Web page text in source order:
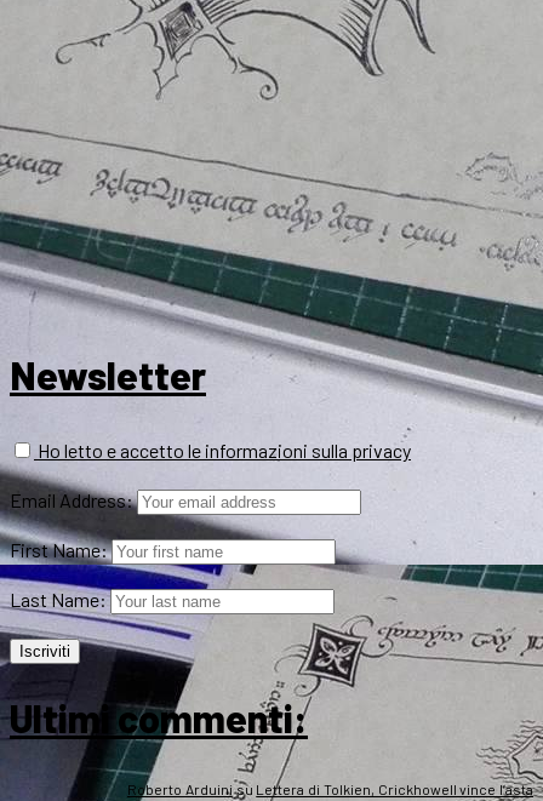
Newsletter
Ho letto e accetto le informazioni sulla privacy
Email Address:
First Name:
Last Name:
Ultimi commenti:
Roberto Arduinisu Lettera di Tolkien, Crickhowell vince l’asta